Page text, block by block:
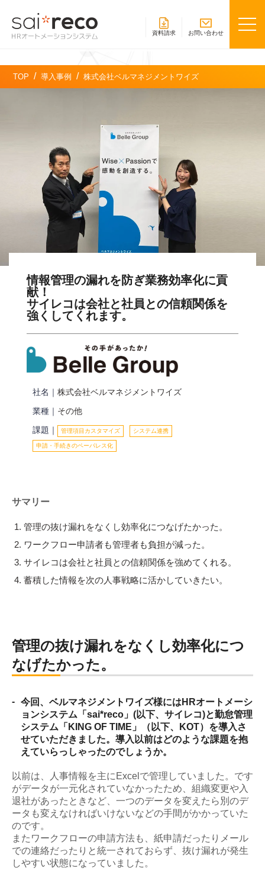
資料請求 お問い合わせ
TOP 導入事例 株式会社ベルマネジメントワイズ
サマリー
管理の抜け漏れをなくし効率化につなげたかった。
ワークフロー申請者も管理者も負担が減った。
サイレコは会社と社員との信頼関係を強めてくれる。
蓄積した情報を次の人事戦略に活かしていきたい。
情報管理の漏れを防ぎ業務効率化に貢
献！
サイレコは会社と社員との信頼関係を
強くしてくれます。
社名｜ 株式会社ベルマネジメントワイズ
業種｜ その他
課題｜
管理項目カスタマイズ システム連携
申請・手続きのペーパレス化
管理の抜け漏れをなくし効率化につ
なげたかった。
- 今回、ベルマネジメントワイズ様にはHRオートメーシ
ョンシステム「sai*reco」(以下、サイレコ)と勤怠管理
システム「KING OF TIME」（以下、KOT）を導入さ
せていただきました。導入以前はどのような課題を抱
えていらっしゃったのでしょうか。
以前は、人事情報を主にExcelで管理していました。です
がデータが一元化されていなかったため、組織変更や入
退社があったときなど、一つのデータを変えたら別のデ
ータも変えなければいけないなどの手間がかかっていた
のです。
またワークフローの申請方法も、紙申請だったりメール
での連絡だったりと統一されておらず、抜け漏れが発生
しやすい状態になっていました。